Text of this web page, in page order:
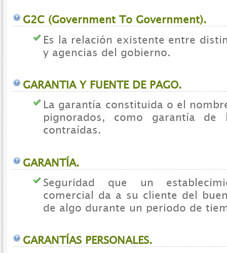
G2C (Government To Government).
Es la relación existente entre
y agencias del gobierno.
GARANTIA Y FUENTE DE PAGO.
La garantía constituida o el
pignorados, como garantía de
contraídas.
GARANTÍA.
Seguridad que un
comercial da a su cliente del
de algo durante un periodo de
GARANTÍAS PERSONALES.